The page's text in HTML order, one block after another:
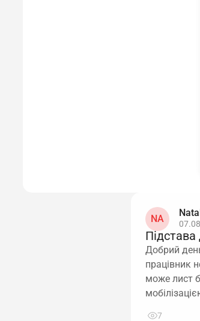
NA
Підстава
Добрий
працівник
може лист
7